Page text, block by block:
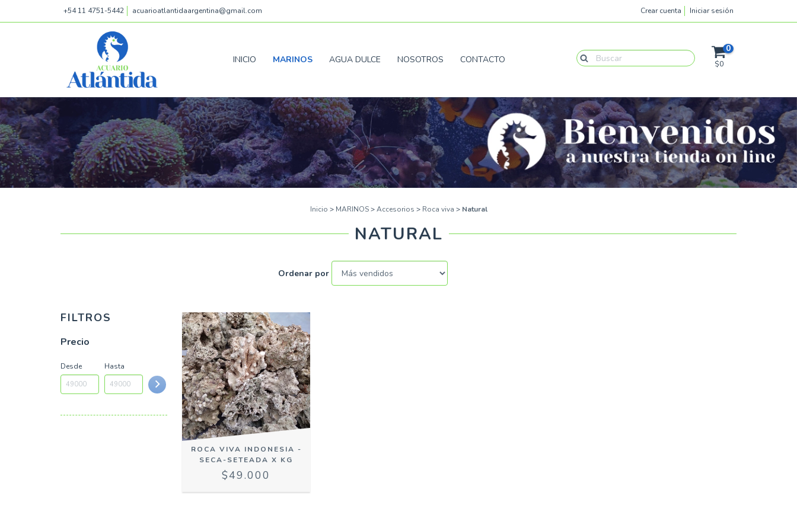
+54 11 4751-5442 acuarioatlantidaargentina@gmail.com Crear cuenta Iniciar sesión
INICIO MARINOS AGUA DULCE NOSOTROS CONTACTO
0
$0
Inicio > MARINOS > Accesorios > Roca viva > Natural
NATURAL
Ordenar por
FILTROS
Precio
Desde Hasta
ROCA VIVA INDONESIA -
SECA-SETEADA X KG
$49.000